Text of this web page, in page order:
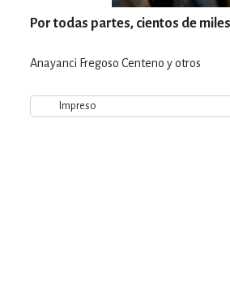
Por todas partes, cientos de miles
Anayanci Fregoso Centeno y otros
Impreso